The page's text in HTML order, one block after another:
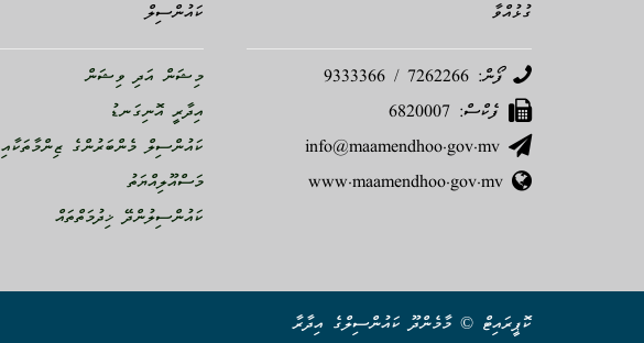
ކައުންސިލް
މިޝަން އަދި ވިޝަން
އިދާރީ އޮނިގަނޑު
ކައުންސިލް މެންބަރުންގެ ޒިންމާތަކާއި
މަސްއޫލިއްޔަތު
ކައުންސިލުންދޭ ޚިދުމަތްތައް
ގުޅުއްވާ
ފޯން: 7262266 / 9333366
ފެކްސް: 6820007